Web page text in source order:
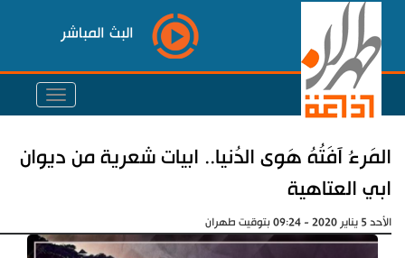
البث المباشر
المَرءُ آفَتُهُ هَوى الدُنيا.. ابيات شعرية من ديوان
ابي العتاهية
الأحد 5 يناير 2020 - 09:24 بتوقيت طهران